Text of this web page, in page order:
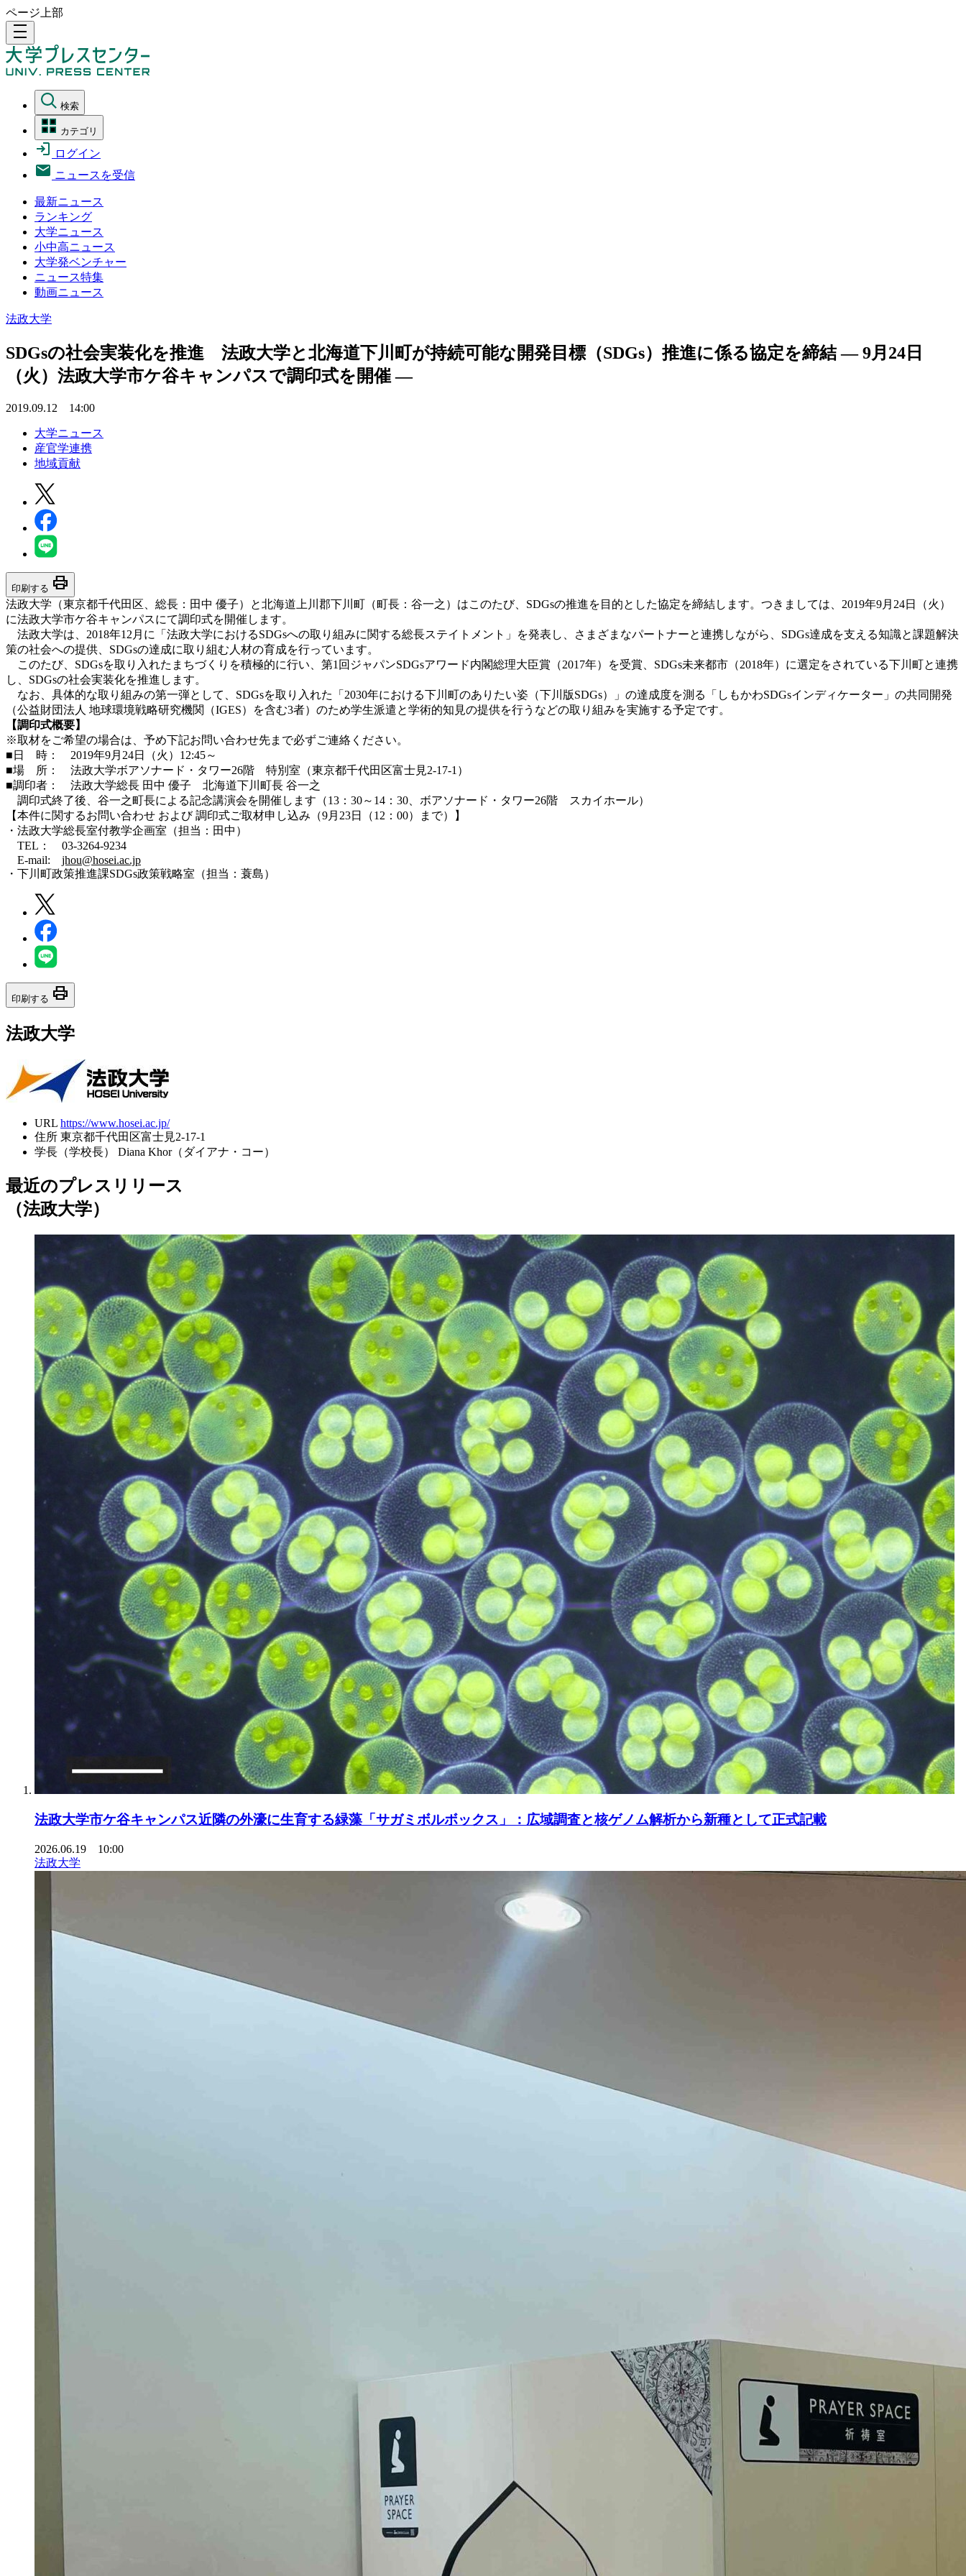
ページ上部
density_medium
検索
カテゴリ
ログイン
ニュースを受信
最新ニュース
ランキング
大学ニュース
小中高ニュース
大学発ベンチャー
ニュース特集
動画ニュース
法政大学
SDGsの社会実装化を推進 法政大学と北海道下川町が持続可能な開発目標（SDGs）推進に係る協定を締結 — 9月24日
（火）法政大学市ケ谷キャンパスで調印式を開催 —
2019.09.12 14:00
大学ニュース
産官学連携
地域貢献
印刷する print
法政大学（東京都千代田区、総長：田中 優子）と北海道上川郡下川町（町長：谷一之）はこのたび、SDGsの推進を目的とした協定を締結します。つきましては、2019年9月24日（火）
に法政大学市ケ谷キャンパスにて調印式を開催します。
法政大学は、2018年12月に「法政大学におけるSDGsへの取り組みに関する総長ステイトメント」を発表し、さまざまなパートナーと連携しながら、SDGs達成を支える知識と課題解決
策の社会への提供、SDGsの達成に取り組む人材の育成を行っています。
このたび、SDGsを取り入れたまちづくりを積極的に行い、第1回ジャパンSDGsアワード内閣総理大臣賞（2017年）を受賞、SDGs未来都市（2018年）に選定をされている下川町と連携
し、SDGsの社会実装化を推進します。
なお、具体的な取り組みの第一弾として、SDGsを取り入れた「2030年における下川町のありたい姿（下川版SDGs）」の達成度を測る「しもかわSDGsインディケーター」の共同開発
（公益財団法人 地球環境戦略研究機関（IGES）を含む3者）のため学生派遣と学術的知見の提供を行うなどの取り組みを実施する予定です。
【調印式概要】
※取材をご希望の場合は、予め下記お問い合わせ先まで必ずご連絡ください。
■日 時： 2019年9月24日（火）12:45～
■場 所： 法政大学ボアソナード・タワー26階 特別室（東京都千代田区富士見2-17-1）
■調印者： 法政大学総長 田中 優子 北海道下川町長 谷一之
調印式終了後、谷一之町長による記念講演会を開催します（13：30～14：30、ボアソナード・タワー26階 スカイホール）
【本件に関するお問い合わせ および 調印式ご取材申し込み（9月23日（12：00）まで）】
・法政大学総長室付教学企画室（担当：田中）
TEL： 03-3264-9234
E-mail: jhou@hosei.ac.jp
・ 下川町政策推進課SDGs政策戦略室（担当：蓑島）
印刷する print
法政大学
URL https://www.hosei.ac.jp/
住所 東京都千代田区富士見2-17-1
学長（学校長）
Diana Khor（ダイアナ・コー）
最近のプレスリリース
（法政大学）
法政大学市ケ谷キャンパス近隣の外濠に生育する緑藻「サガミボルボックス」：広域調査と核ゲノム解析から新種として正式記載
2026.06.19 10:00
法政大学